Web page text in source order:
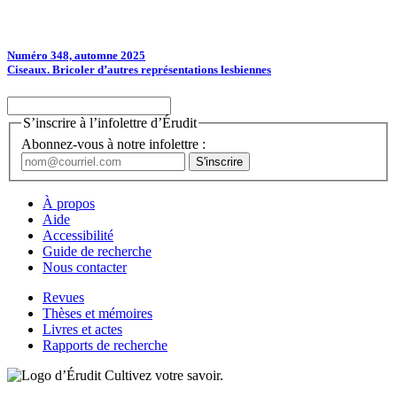
Numéro 348, automne 2025
Ciseaux. Bricoler d’autres représentations lesbiennes
S’inscrire à l’infolettre d’Érudit
Abonnez-vous à notre infolettre :
À propos
Aide
Accessibilité
Guide de recherche
Nous contacter
Revues
Thèses et mémoires
Livres et actes
Rapports de recherche
Cultivez votre savoir.